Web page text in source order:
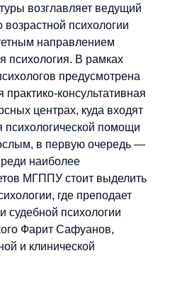
возглавляет ведущий
возрастной психологии
направлением
психология. В рамках
предусмотрена
практико-консультативная
центрах, куда входят
психологической помощи
в первую очередь —
наиболее
МГППУ стоит выделить
где преподает
судебной психологии
Фарит Сафуанов,
и клинической